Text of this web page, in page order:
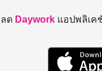
ด Daywork แอปพลิเค